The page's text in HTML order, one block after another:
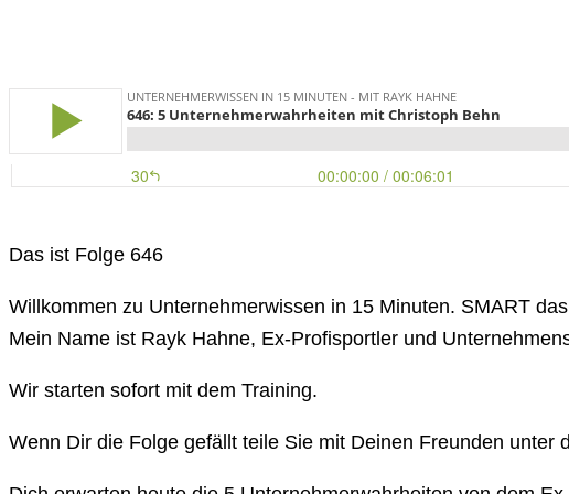
Das ist Folge 646
Willkommen zu Unternehmerwissen in 15 Minuten. SMART
Mein Name ist Rayk Hahne, Ex-Profisportler und
Wir starten sofort mit dem Training.
Wenn Dir die Folge gefällt teile Sie mit Deinen Freunden unter